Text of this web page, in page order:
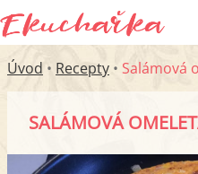
Úvod • Recepty • Salámová
SALÁMOVÁ